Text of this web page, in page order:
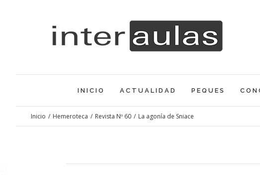
INICIO ACTUALIDAD PEQUES
Inicio / Hemeroteca / Revista Nº 60 / La agonía de Sniace